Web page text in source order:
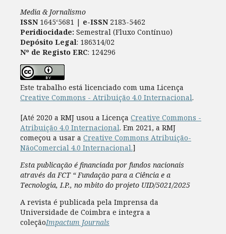
Media & Jornalismo
ISSN 1645‘5681 | e-ISSN2183-5462
Peridiocidade: Semestral (Fluxo Contínuo)
Depósito Legal: 186314/02
Nº de Registo ERC: 124296
Este trabalho está licenciado com uma Licença
Creative Commons - Atribuição 4.0 Internacional.
[Até 2020 a RMJ usou a Licença Creative Commons -
Atribuição 4.0 Internacional. Em 2021, a RMJ
começou a usar a Creative Commons Atribuição-
NãoComercial 4.0 Internacional.]
Esta publicação é financiada por fundos nacionais
através da FCT “ Fundação para a Ciência e a
Tecnologia, I.P., no mbito do projeto UID/5021/2025
A revista é publicada pela Imprensa da
Universidade de Coimbra e integra a
coleçãoImpactum Journals